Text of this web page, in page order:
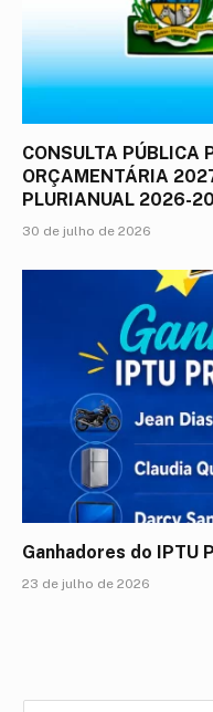
CONSULTA PÚBLICA
ORÇAMENTÁRIA
PLURIANUAL 2026-
30 de julho de 2026
Ganhadores do IPTU
23 de julho de 2026